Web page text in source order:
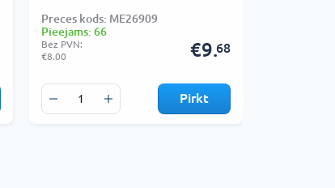
Preces kods: ME26909
Pieejams: 66
Bez PVN:
€8.00
€9.68
Pirkt